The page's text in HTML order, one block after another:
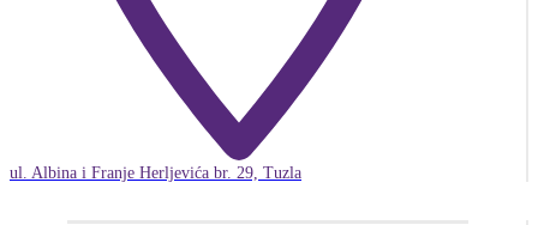
ul. Albina i Franje Herljevića br. 29, Tuzla